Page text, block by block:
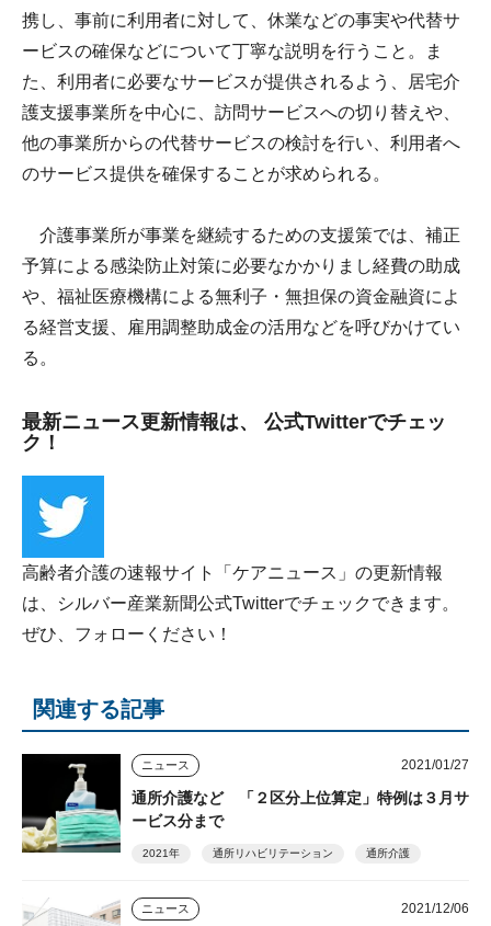
携し、事前に利用者に対して、休業などの事実や代替サ
ービスの確保などについて丁寧な説明を行うこと。ま
た、利用者に必要なサービスが提供されるよう、居宅介
護支援事業所を中心に、訪問サービスへの切り替えや、
他の事業所からの代替サービスの検討を行い、利用者へ
のサービス提供を確保することが求められる。
介護事業所が事業を継続するための支援策では、補正
予算による感染防止対策に必要なかかりまし経費の助成
や、福祉医療機構による無利子・無担保の資金融資によ
る経営支援、雇用調整助成金の活用などを呼びかけてい
る。
最新ニュース更新情報は、 公式Twitterでチェッ
ク！
高齢者介護の速報サイト「ケアニュース」の更新情報
は、シルバー産業新聞公式Twitterでチェックできます。
ぜひ、フォローください！
関連する記事
ニュース 2021/01/27
通所介護など 「２区分上位算定」特例は３月サ
ービス分まで
2021年 通所リハビリテーション 通所介護
ニュース 2021/12/06